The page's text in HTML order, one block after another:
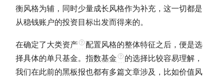
衡风格为辅，同时少量成长风格作为补充，这一切都是
从稳钱账户的投资目标出发而得来的。
在确定了大类资产
配置风格的整体特征之后，便是选
择具体的单只基金。 指数基金
的选择比较容易理解，
我们在此前的黑板报也都有多篇文章涉及，比如价值风